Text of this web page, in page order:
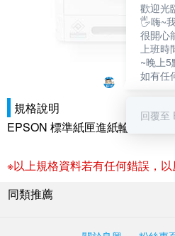
規格說明
EPSON 標準紙匣進紙輪套組
※以上規格資料若有任何錯誤，
同類推薦
歡迎光
🖐嗨~
很開心
上班時
~晚上5
如有任